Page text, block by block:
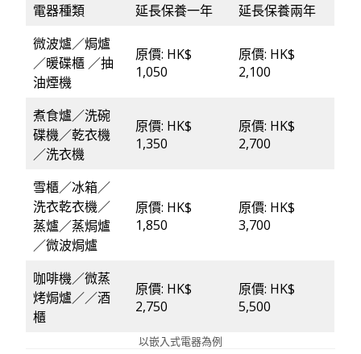
電器種類 延長保養一年
延長保養兩年
微波爐／焗爐
／暖碟櫃 ／抽
油煙機
原價: HK$
1,050
原價: HK$
2,100
煮食爐／洗碗
碟機／乾衣機
／洗衣機
原價: HK$
1,350
原價: HK$
2,700
雪櫃／冰箱／
洗衣乾衣機／
蒸爐／蒸焗爐
／微波焗爐
原價: HK$
1,850
原價: HK$
3,700
咖啡機／微蒸
烤焗爐／／酒
櫃
原價: HK$
2,750
原價: HK$
5,500
以嵌入式電器為例